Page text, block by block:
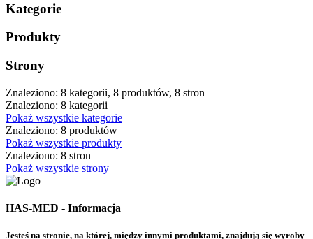
Kategorie
Produkty
Strony
Znaleziono: 8 kategorii, 8 produktów, 8 stron
Znaleziono: 8 kategorii
Pokaż wszystkie kategorie
Znaleziono: 8 produktów
Pokaż wszystkie produkty
Znaleziono: 8 stron
Pokaż wszystkie strony
HAS-MED - Informacja
Jesteś na stronie, na której, między innymi produktami, znajdują się wyroby